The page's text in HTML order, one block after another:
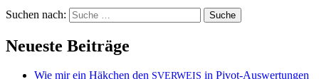
Suchen nach:
Neueste Beiträge
Wie mir ein Häkchen den SVERWEIS in Pivot-Auswertungen